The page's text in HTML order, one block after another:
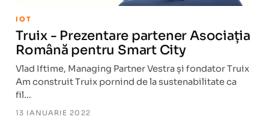
IOT
Truix - Prezentare partener Asociația
Română pentru Smart City
Vlad Iftime, Managing Partner Vestra și fondator Truix
Am construit Truix pornind de la sustenabilitate ca
fil…
13 IANUARIE 2022